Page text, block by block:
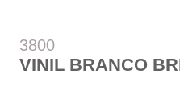
3800
VINIL BRANCO